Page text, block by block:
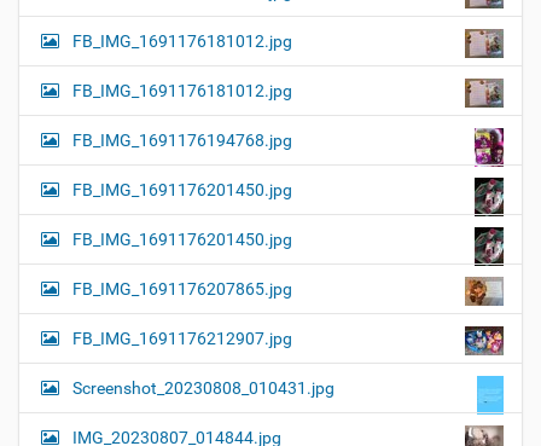
FB_IMG_1691176181012.jpg
FB_IMG_1691176181012.jpg
FB_IMG_1691176194768.jpg
FB_IMG_1691176201450.jpg
FB_IMG_1691176201450.jpg
FB_IMG_1691176207865.jpg
FB_IMG_1691176212907.jpg
Screenshot_20230808_010431.jpg
IMG_20230807_014844.jpg